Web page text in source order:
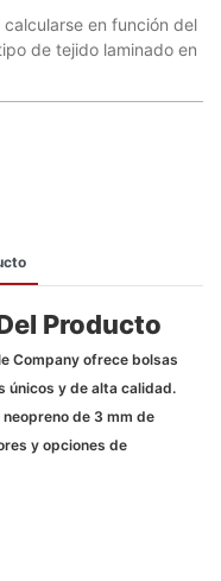
en función del
de tejido laminado en
Producto
Company ofrece bolsas
únicos y de alta calidad.
de 3 mm de
y opciones de